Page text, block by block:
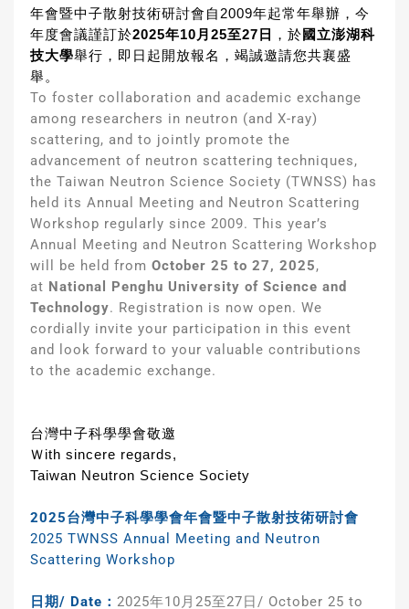
年會暨中子散射技術研討會自2009年起常年舉辦，今
年度會議謹訂於2025年10月 25至27日 ，於國立澎湖科
技大學舉行，即日起開放報名，竭誠邀請您共襄盛
舉。
To foster collaboration and academic exchange
among researchers in neutron (and X-ray)
scattering, and to jointly promote the
advancement of neutron scattering techniques,
the Taiwan Neutron Science Society (TWNSS) has
held its Annual Meeting and Neutron Scattering
Workshop regularly since 2009. This year’s
Annual Meeting and Neutron Scattering Workshop
will be held from October 25 to 27, 2025,
at National Penghu University of Science and
Technology. Registration is now open. We
cordially invite your participation in this event
and look forward to your valuable contributions
to the academic exchange.
台灣中子科學學會敬邀
Ｗith sincere regards,
Taiwan Neutron Science Society
2025台灣中子科學學會年會暨中子散射技術研討會
2025 TWNSS Annual Meeting and Neutron
Scattering Workshop
日期/ Date： 2025年10月25至27日/ October 25 to